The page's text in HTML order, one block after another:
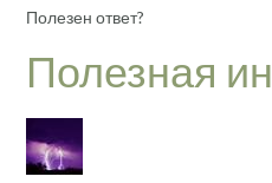
Полезен ответ?
Полезная